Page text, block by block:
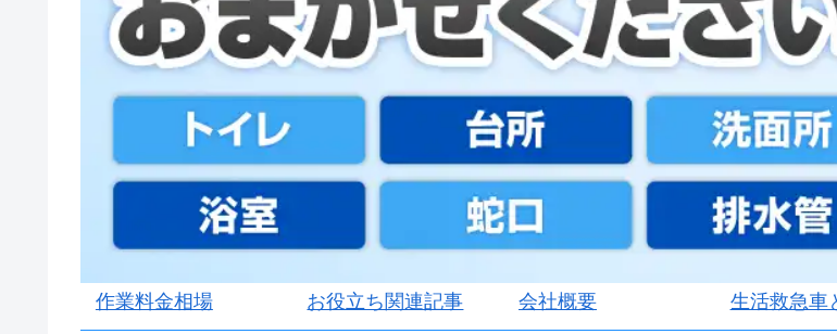
作業料金相場 お役立ち関連記事 会社概要 生活救急車